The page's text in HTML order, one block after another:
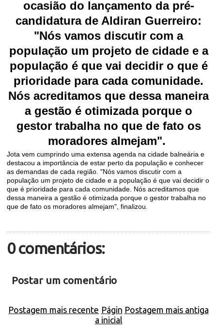
ocasião do lançamento da pré-
candidatura de Aldiran Guerreiro:
"Nós vamos discutir com a
população um projeto de cidade e a
população é que vai decidir o que é
prioridade para cada comunidade.
Nós acreditamos que dessa maneira
a gestão é otimizada porque o
gestor trabalha no que de fato os
moradores almejam".
Jota vem cumprindo uma extensa agenda na cidade balneária e
destacou a importância de estar perto da população e conhecer
as demandas de cada região. "Nós vamos discutir com a
população um projeto de cidade e a população é que vai decidir o
que é prioridade para cada comunidade. Nós acreditamos que
dessa maneira a gestão é otimizada porque o gestor trabalha no
que de fato os moradores almejam", finalizou.
0 comentários:
Postar um comentário
Postagem mais recente Postagem mais antiga
Págin
a inicial